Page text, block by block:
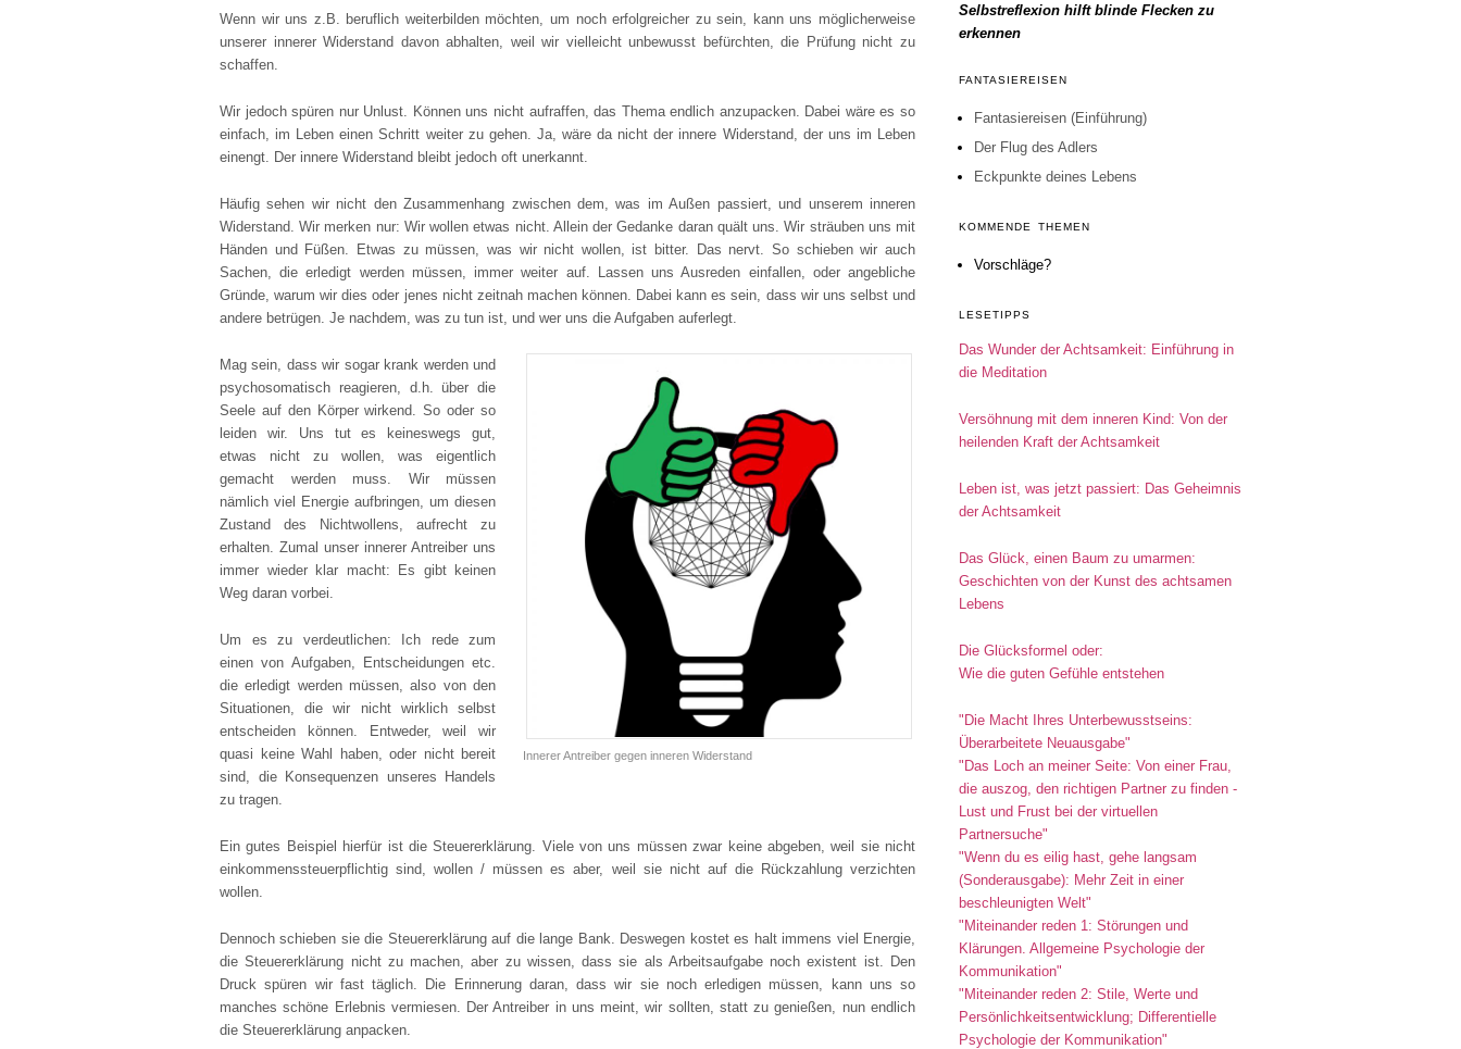
Wenn wir uns z.B. beruflich weiterbilden möchten, um noch erfolgreicher zu sein, kann uns möglicherweise
unserer innerer Widerstand davon abhalten, weil wir vielleicht unbewusst befürchten, die Prüfung nicht zu
schaffen.
Wir jedoch spüren nur Unlust. Können uns nicht aufraffen, das Thema endlich anzupacken. Dabei wäre es so
einfach, im Leben einen Schritt weiter zu gehen. Ja, wäre da nicht der innere Widerstand, der uns im Leben
einengt. Der innere Widerstand bleibt jedoch oft unerkannt.
Häufig sehen wir nicht den Zusammenhang zwischen dem, was im Außen passiert, und unserem inneren
Widerstand. Wir merken nur: Wir wollen etwas nicht. Allein der Gedanke daran quält uns. Wir sträuben uns mit
Händen und Füßen. Etwas zu müssen, was wir nicht wollen, ist bitter. Das nervt. So schieben wir auch
Sachen, die erledigt werden müssen, immer weiter auf. Lassen uns Ausreden einfallen, oder angebliche
Gründe, warum wir dies oder jenes nicht zeitnah machen können. Dabei kann es sein, dass wir uns selbst und
andere betrügen. Je nachdem, was zu tun ist, und wer uns die Aufgaben auferlegt.
Innerer Antreiber gegen inneren Widerstand
Mag sein, dass wir sogar krank werden und
psychosomatisch reagieren, d.h. über die
Seele auf den Körper wirkend. So oder so
leiden wir. Uns tut es keineswegs gut,
etwas nicht zu wollen, was eigentlich
gemacht werden muss. Wir müssen
nämlich viel Energie aufbringen, um diesen
Zustand des Nichtwollens, aufrecht zu
erhalten. Zumal unser innerer Antreiber uns
immer wieder klar macht: Es gibt keinen
Weg daran vorbei.
Um es zu verdeutlichen: Ich rede zum
einen von Aufgaben, Entscheidungen etc.
die erledigt werden müssen, also von den
Situationen, die wir nicht wirklich selbst
entscheiden können. Entweder, weil wir
quasi keine Wahl haben, oder nicht bereit
sind, die Konsequenzen unseres Handels
zu tragen.
Ein gutes Beispiel hierfür ist die Steuererklärung. Viele von uns müssen zwar keine abgeben, weil sie nicht
einkommenssteuerpflichtig sind, wollen / müssen es aber, weil sie nicht auf die Rückzahlung verzichten
wollen.
Dennoch schieben sie die Steuererklärung auf die lange Bank. Deswegen kostet es halt immens viel Energie,
die Steuererklärung nicht zu machen, aber zu wissen, dass sie als Arbeitsaufgabe noch existent ist. Den
Druck spüren wir fast täglich. Die Erinnerung daran, dass wir sie noch erledigen müssen, kann uns so
manches schöne Erlebnis vermiesen. Der Antreiber in uns meint, wir sollten, statt zu genießen, nun endlich
die Steuererklärung anpacken.
Selbstreflexion hilft blinde Flecken zu
erkennen
FANTASIEREISEN
Fantasiereisen (Einführung)
Der Flug des Adlers
Eckpunkte deines Lebens
KOMMENDE THEMEN
Vorschläge?
LESETIPPS
Das Wunder der Achtsamkeit: Einführung in
die Meditation
Versöhnung mit dem inneren Kind: Von der
heilenden Kraft der Achtsamkeit
Leben ist, was jetzt passiert: Das Geheimnis
der Achtsamkeit
Das Glück, einen Baum zu umarmen:
Geschichten von der Kunst des achtsamen
Lebens
Die Glücksformel oder:
Wie die guten Gefühle entstehen
"Die Macht Ihres Unterbewusstseins:
Überarbeitete Neuausgabe"
"Das Loch an meiner Seite: Von einer Frau,
die auszog, den richtigen Partner zu finden -
Lust und Frust bei der virtuellen
Partnersuche"
"Wenn du es eilig hast, gehe langsam
(Sonderausgabe): Mehr Zeit in einer
beschleunigten Welt"
"Miteinander reden 1: Störungen und
Klärungen. Allgemeine Psychologie der
Kommunikation"
"Miteinander reden 2: Stile, Werte und
Persönlichkeitsentwicklung; Differentielle
Psychologie der Kommunikation"